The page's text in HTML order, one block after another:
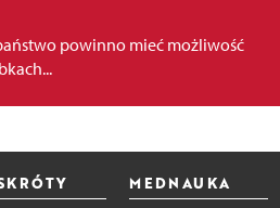
powinno mieć możliwość
MEDNAUKA